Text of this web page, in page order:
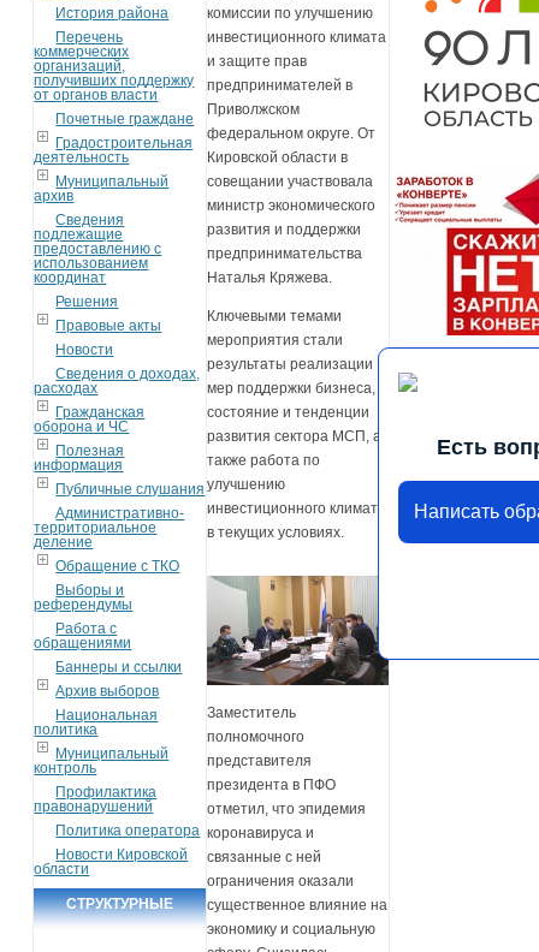
История района
Перечень
коммерческих
организаций,
получивших поддержку
от органов власти
Почетные граждане
Градостроительная
деятельность
Муниципальный
архив
Сведения
подлежащие
предоставлению с
использованием
координат
Решения
Правовые акты
Новости
Сведения о доходах,
расходах
Гражданская
оборона и ЧС
Полезная
информация
Публичные слушания
Административно-
территориальное
деление
Обращение с ТКО
Выборы и
референдумы
Работа с
обращениями
Баннеры и ссылки
Архив выборов
Национальная
политика
Муниципальный
контроль
Профилактика
правонарушений
Политика оператора
Новости Кировской
области
СТРУКТУРНЫЕ
комиссии по улучшению
инвестиционного климата
и защите прав
предпринимателей в
Приволжском
федеральном округе. От
Кировской области в
совещании участвовала
министр экономического
развития и поддержки
предпринимательства
Наталья Кряжева.
Ключевыми темами
мероприятия стали
результаты реализации
мер поддержки бизнеса,
состояние и тенденции
развития сектора МСП, а
также работа по
улучшению
инвестиционного климата
в текущих условиях.
Заместитель
полномочного
представителя
президента в ПФО
отметил, что эпидемия
коронавируса и
связанные с ней
ограничения оказали
существенное влияние на
экономику и социальную
Есть
Написать